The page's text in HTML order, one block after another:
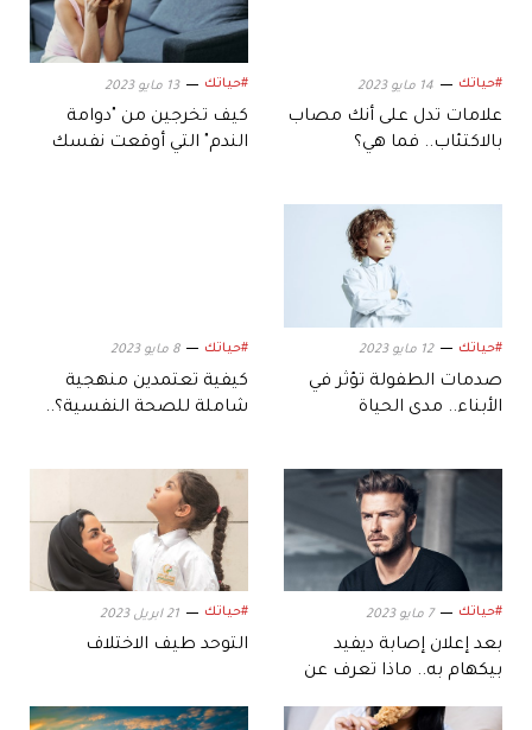
#حياتك 14 مايو 2023
علامات تدل على أنك مصاب
بالاكتئاب.. فما هي؟
#حياتك 13 مايو 2023
كيف تخرجين من "دوامة
الندم" التي أوقعت نفسك
#حياتك 12 مايو 2023
صدمات الطفولة تؤثر في
الأبناء.. مدى الحياة
#حياتك 8 مايو 2023
كيفية تعتمدين منهجية
شاملة للصحة النفسية؟..
#حياتك 7 مايو 2023
بعد إعلان إصابة ديفيد
بيكهام به.. ماذا تعرف عن
#حياتك 21 ابريل 2023
التوحد طيف الاختلاف